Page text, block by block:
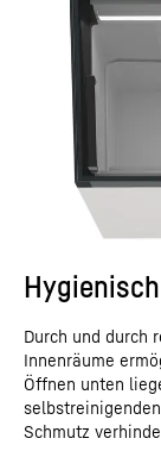
Durch und durch
Innenräume
Öffnen unten
Schmutz